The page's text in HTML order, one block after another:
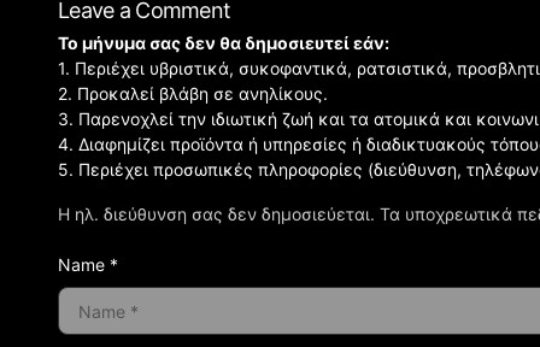
Leave a Comment
Η ηλ. διεύθυνση σας δεν δημοσιεύεται. Τα υποχρεωτικά
Το μήνυμα σας δεν θα δημοσιευτεί εάν:
1. Περιέχει υβριστικά, συκοφαντικά, ρατσιστικά,
2. Προκαλεί βλάβη σε ανηλίκους.
3. Παρενοχλεί την ιδιωτική ζωή και τα ατομικά και
4. Διαφημίζει προϊόντα ή υπηρεσίες ή διαδικτυακούς
5. Περιέχει προσωπικές πληροφορίες (διεύθυνση,
Name *